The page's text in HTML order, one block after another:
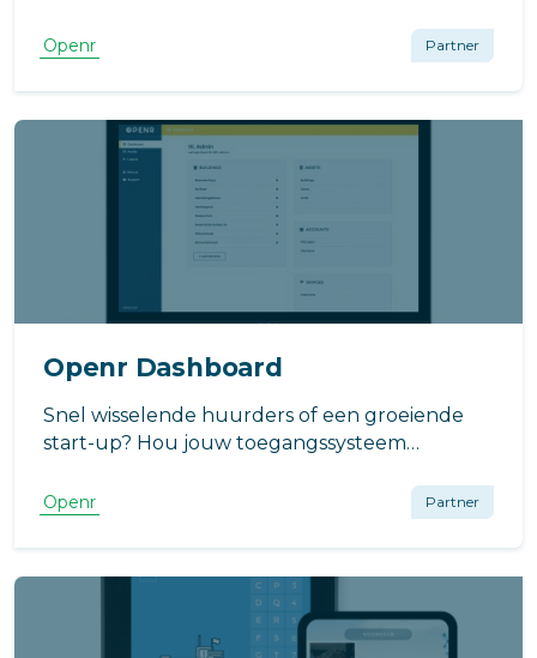
Openr Partner
Openr Dashboard
Snel wisselende huurders of een groeiende
start-up? Hou jouw toegangssysteem
Openr Partner